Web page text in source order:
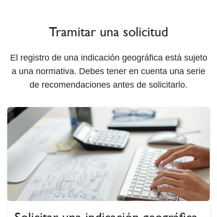
Tramitar una solicitud
El registro de una indicación geográfica está sujeto
a una normativa. Debes tener en cuenta una serie
de recomendaciones antes de solicitarlo.